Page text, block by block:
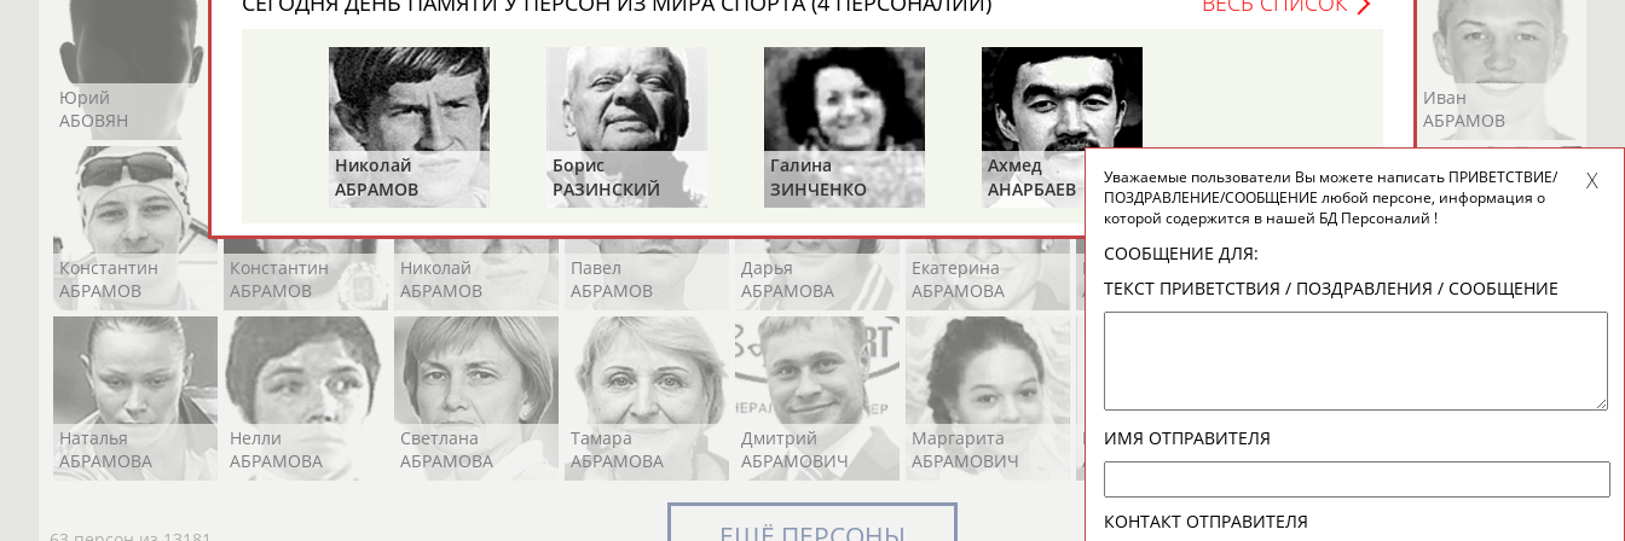
Юрий
АБОВЯН
Виктор
АБОИМОВ
Элизабет
АБРААМЯН
Захария
АБРАМАШВИЛИ
Александр
АБРАМОВ
Андрей
АБРАМОВ
Иван
АБРАМОВ
Константин
АБРАМОВ
Константин
АБРАМОВ
Николай
АБРАМОВ
Павел
АБРАМОВ
Дарья
АБРАМОВА
Екатерина
АБРАМОВА
Екатерина
АБРАМОВА
Ирина
АБРАМОВА
АБРАМОВА
Наталья
АБРАМОВА
Нелли
АБРАМОВА
Светлана
АБРАМОВА
Тамара
АБРАМОВА
Дмитрий
АБРАМОВИЧ
Маргарита
АБРАМОВИЧ
Иракли
АБРАМЯН
Осеп
АБРАМЯН
АБРАРОВ
Николай
АБРАМОВ
Борис
РАЗИНСКИЙ
Галина
ЗИНЧЕНКО
Ахмед
АНАРБАЕВ
Уважаемые пользователи Вы можете написать ПРИВЕТСТВИЕ/
ПОЗДРАВЛЕНИЕ/СООБЩЕНИЕ любой персоне, информация о
которой содержится в нашей БД Персоналий !
СООБЩЕНИЕ ДЛЯ:
ТЕКСТ ПРИВЕТСТВИЯ / ПОЗДРАВЛЕНИЯ / СООБЩЕНИЕ
ИМЯ ОТПРАВИТЕЛЯ
КОНТАКТ ОТПРАВИТЕЛЯ